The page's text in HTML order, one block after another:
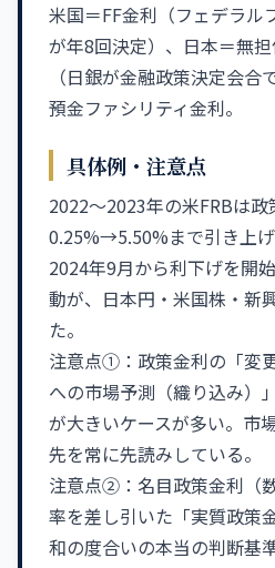
米国＝FF金利（フェデラル
が年8回決定）、日本＝無
（日銀が金融政策決定会合
預金ファシリティ金利。
具体例・注意点
2022〜2023年の米FRBは
0.25%→5.50%まで引き上
2024年9月から利下げを開
動が、日本円・米国株・新
た。
注意点①：政策金利の「変
への市場予測（織り込み）
が大きいケースが多い。市
先を常に先読みしている。
注意点②：名目政策金利（
率を差し引いた「実質政策
和の度合いの本当の判断基